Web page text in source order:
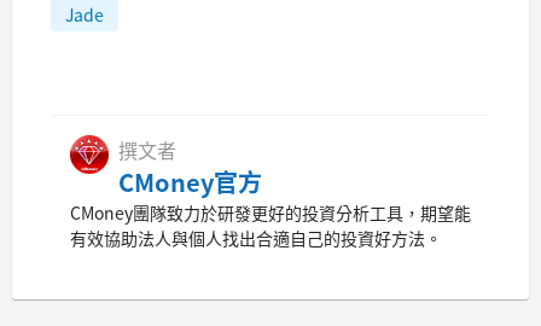
Jade
撰文者
CMoney官方
CMoney團隊致力於研發更好的投資分析工具，期望能
有效協助法人與個人找出合適自己的投資好方法。